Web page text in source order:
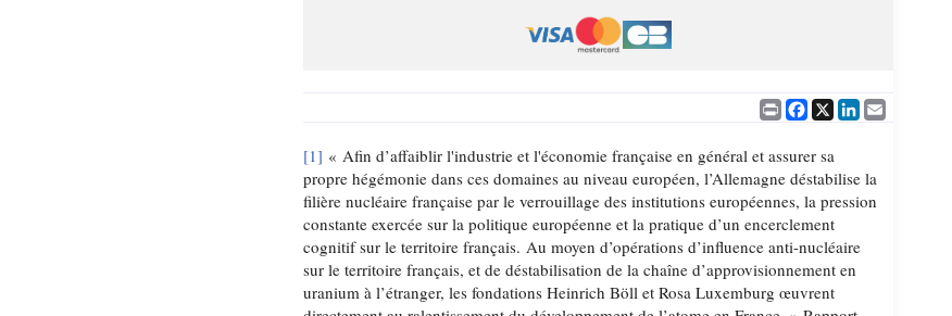
PrintFacebook
X LinkedIn
Email
[1] « Afin d’affaiblir l'industrie et l'économie française en général et assurer sa
propre hégémonie dans ces domaines au niveau européen, l’Allemagne déstabilise la
filière nucléaire française par le verrouillage des institutions européennes, la pression
constante exercée sur la politique européenne et la pratique d’un encerclement
cognitif sur le territoire français. Au moyen d’opérations d’influence anti-nucléaire
sur le territoire français, et de déstabilisation de la chaîne d’approvisionnement en
uranium à l’étranger, les fondations Heinrich Böll et Rosa Luxemburg œuvrent